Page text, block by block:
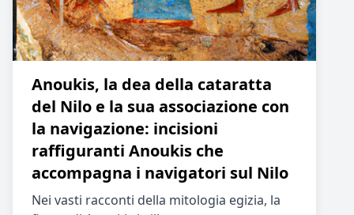
Anoukis, la dea della cataratta
del Nilo e la sua associazione con
la navigazione: incisioni
raffiguranti Anoukis che
accompagna i navigatori sul Nilo
Nei vasti racconti della mitologia egizia, la